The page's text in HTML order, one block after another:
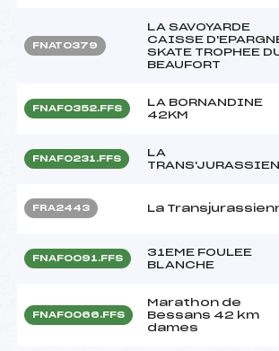
FNAT0379
LA SAVOYARDE
CAISSE
SKATE TROPHEE
BEAUFORT
FNAF0352.FFS
LA BORNANDINE
42KM
FNAF0231.FFS
LA
FRA2443 La
FNAF0091.FFS
31EME FOULEE
BLANCHE
FNAF0066.FFS
Marathon de
Bessans 42 km
dames